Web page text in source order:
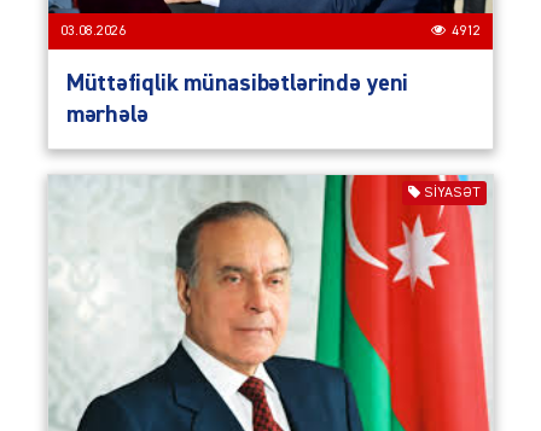
03.08.2026 4912
Müttəfiqlik münasibətlərində yeni
mərhələ
SIYASƏT